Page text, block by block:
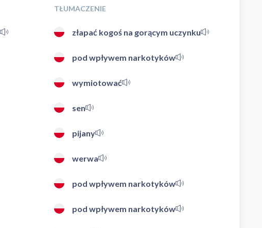
TŁUMACZENIE
złapać kogoś na gorącym uczynku
pod wpływem narkotyków
wymiotować
sen
pijany
werwa
pod wpływem narkotyków
pod wpływem narkotyków